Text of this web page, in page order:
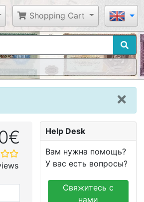
Shopping Cart
Help Desk
Вам нужна помощь?
У вас есть вопросы?
Свяжитесь с
нами